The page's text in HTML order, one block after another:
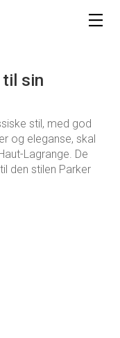
til sin
stil, med god
og eleganse, skal
Lagrange. De
den stilen Parker